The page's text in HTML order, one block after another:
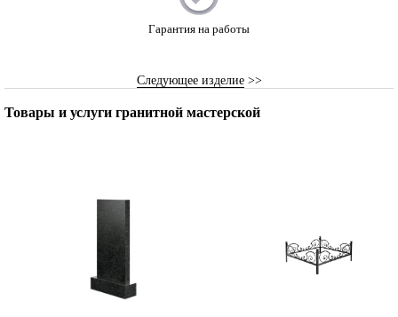
Гарантия на работы
Следующее изделие>>
Товары и услуги гранитной мастерской